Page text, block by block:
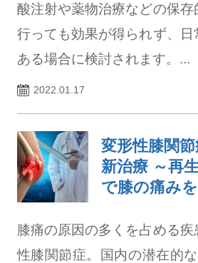
酸注射や薬物治療などの保存
行っても効果が得られず、
ある場合に検討されます。...
2022.01.17
変形性膝関
新治療 ～再
で膝の痛み
膝痛の原因の多くを占める
性膝関節症。国内の潜在的